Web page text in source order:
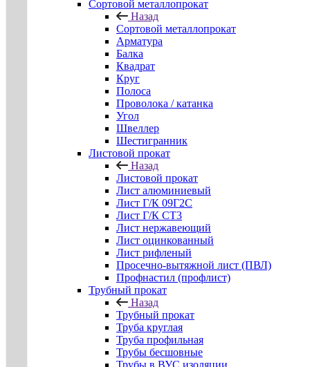
Сортовой металлопрокат
Назад
Сортовой металлопрокат
Арматура
Балка
Квадрат
Круг
Полоса
Проволока / катанка
Угол
Швеллер
Шестигранник
Листовой прокат
Назад
Листовой прокат
Лист алюминиевый
Лист Г/К 09Г2С
Лист Г/К СТ3
Лист нержавеющий
Лист оцинкованный
Лист рифленый
Просечно-вытяжной лист (ПВЛ)
Профнастил (профлист)
Трубный прокат
Назад
Трубный прокат
Труба круглая
Труба профильная
Трубы бесшовные
Трубы в ВУС изоляции